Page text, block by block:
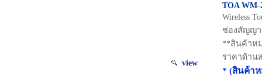
view
TOA WM-
Wireless
ช่องสัญญา
**สินค้าห
ราคาด้าน
* (สินค้า